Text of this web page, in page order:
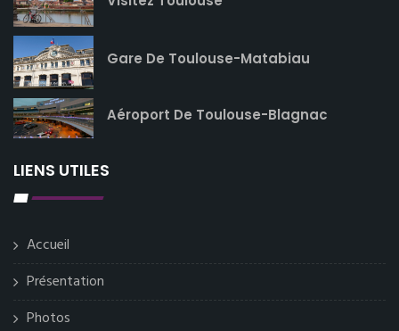
Gare De Toulouse-Matabiau
Aéroport De Toulouse-Blagnac
LIENS UTILES
Accueil
Présentation
Photos